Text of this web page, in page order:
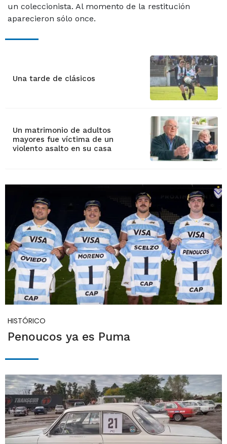
un coleccionista. Al momento de la restitución
aparecieron sólo once.
Una tarde de clásicos
Un matrimonio de adultos
mayores fue víctima de un
violento asalto en su casa
HISTÓRICO
Penoucos ya es Puma